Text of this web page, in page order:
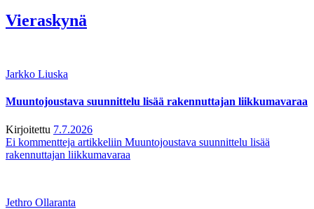
Vieraskynä
Jarkko Liuska
Muuntojoustava suunnittelu lisää rakennuttajan liikkumavaraa
Kirjoitettu 7.7.2026
Ei kommentteja artikkeliin Muuntojoustava suunnittelu lisää
rakennuttajan liikkumavaraa
Jethro Ollaranta